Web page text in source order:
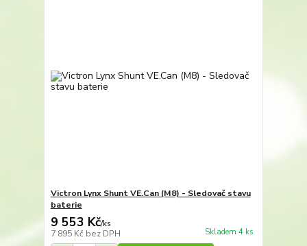
Victron Lynx Shunt VE.Can (M8) - Sledovač stavu
baterie
9 553 Kč/ks
7 895 Kč bez DPH Skladem 4 ks